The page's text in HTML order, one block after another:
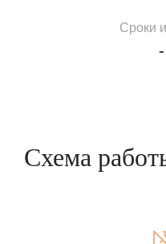
Сроки
-
Схема